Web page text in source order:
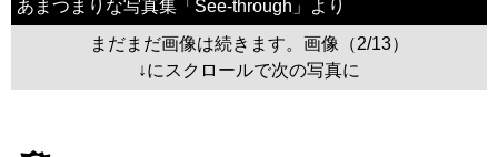
あまつまりな写真集「See-through」より
まだまだ画像は続きます。画像（2/13）
↓にスクロールで次の写真に